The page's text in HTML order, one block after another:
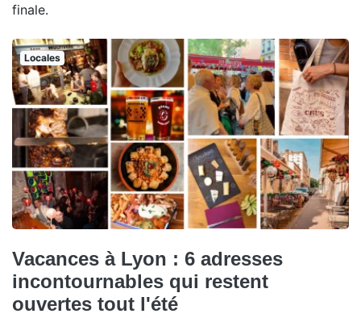
finale.
Locales
Vacances à Lyon : 6 adresses
incontournables qui restent
ouvertes tout l'été